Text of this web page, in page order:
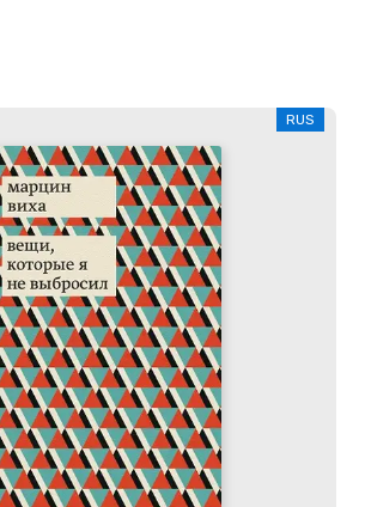
RUS